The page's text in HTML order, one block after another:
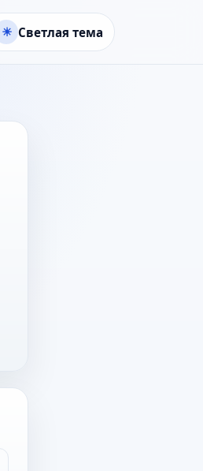
Светлая тема